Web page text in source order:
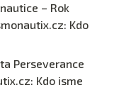
– Rok
: Kdo
Perseverance
: Kdo jsme